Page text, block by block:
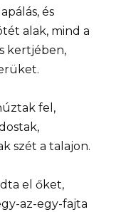
és
alak, mind a
kertjében,
fel,
szét a talajon.
el őket,
az-egy-fajta